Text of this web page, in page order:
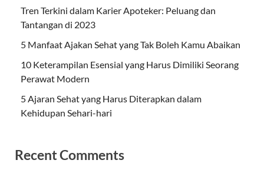
Tren Terkini dalam Karier Apoteker: Peluang dan
Tantangan di 2023
5 Manfaat Ajakan Sehat yang Tak Boleh Kamu Abaikan
10 Keterampilan Esensial yang Harus Dimiliki Seorang
Perawat Modern
5 Ajaran Sehat yang Harus Diterapkan dalam
Kehidupan Sehari-hari
Recent Comments